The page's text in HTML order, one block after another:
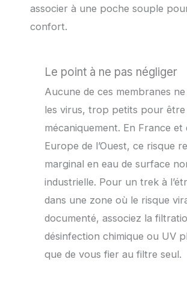
associer à une poche souple
confort.
Le point à ne pas négliger
Aucune de ces membranes
les virus, trop petits pour être
mécaniquement. En France et
Europe de l’Ouest, ce risque
marginal en eau de surface
industrielle. Pour un trek à
dans une zone où le risque
documenté, associez la
désinfection chimique ou UV
que de vous fier au filtre seul.